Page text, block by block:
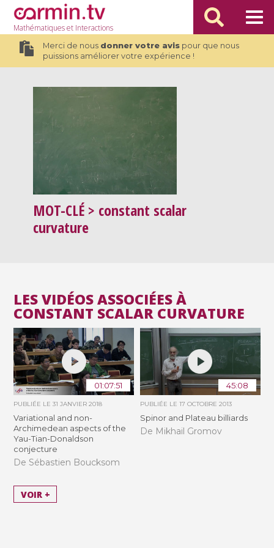
Mathématiqueset Interactions
Merci de nous donner votre avispour que nous
puissions améliorer votre expérience !
MOT-CLÉ > constant scalar
curvature
LES VIDÉOS ASSOCIÉES À
CONSTANT SCALAR CURVATURE
01:07:51
PUBLIÉE LE31 JANVIER 2018
Variational and non-
Archimedean aspects of the
Yau-Tian-Donaldson
conjecture
De Sébastien Boucksom
45:08
PUBLIÉE LE 17 OCTOBRE 2013
Spinor and Plateau billiards
De Mikhail Gromov
VOIR +